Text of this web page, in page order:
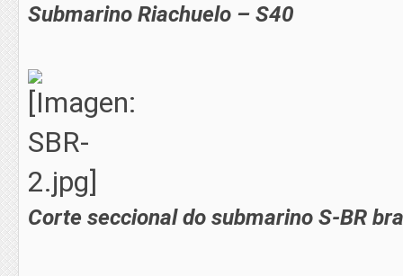
Submarino Riachuelo – S40
Corte seccional do submarino S-BR